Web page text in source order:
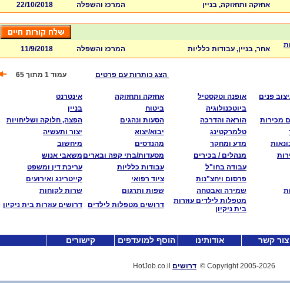
אחזקה ותחזוקה, בניין המרכז והשפלה 22/10/2018
אחר, בניין, עבודות כלליות המרכז והשפלה 11/9/2018
הצג כותרות עם פרטים עמוד 1 מתוך 65
פנים אופנה וטקסטיל אחזקה ותחזוקה
אינטרנט
ביוטכנולוגיה ביטוח
בניין
מכירות הוראה והדרכה הסעות ונהגים
הפצה, חלוקה ושליחויות
טלמרקטינג יבוא/יצוא
יצור ותעשיה
מדע ומחקר מהנדסים
מיחשוב
מנהלים / בכירים מסעדות/בתי קפה ובארים משאבי אנוש
עבודה בחו"ל עבודות כלליות
עריכת דין ומשפט
פרסום ויחצ"נות ציוד רפואי
קייטרינג ואירועים
שמירה ואבטחה שפות ותרגום
שרות לקוחות
מטפלות לילדים עוזרות
בית ניקיון
דרושים מטפלות לילדים דרושים עוזרות בית ניקיון
צור קשר אודותינו הוסף למועדפים קישורים
Copyright 2005-2026
© דרושים